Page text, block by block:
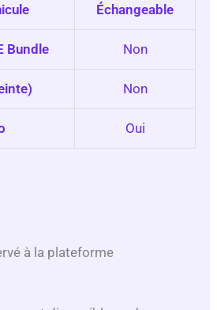
Échangeable
Bundle Non
Non
Oui
à la plateforme